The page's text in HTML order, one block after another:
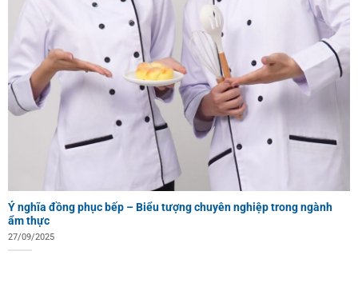
Ý nghĩa đồng phục bếp – Biểu tượng chuyên nghiệp trong ngành
ẩm thực
27/09/2025